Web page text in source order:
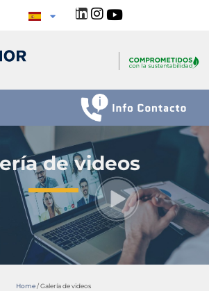
de videos
Home/Galería de videos